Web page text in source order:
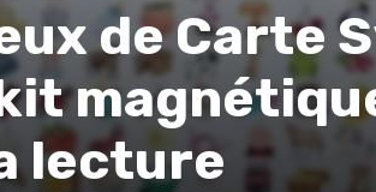
de Carte
lecture